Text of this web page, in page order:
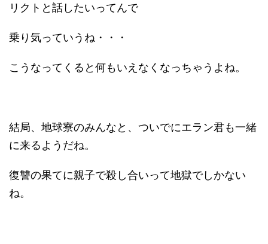
リクトと話したいってんで
乗り気っていうね・・・
こうなってくると何もいえなくなっちゃうよね。
結局、地球寮のみんなと、ついでにエラン君も一緒
に来るようだね。
復讐の果てに親子で殺し合いって地獄でしかない
ね。